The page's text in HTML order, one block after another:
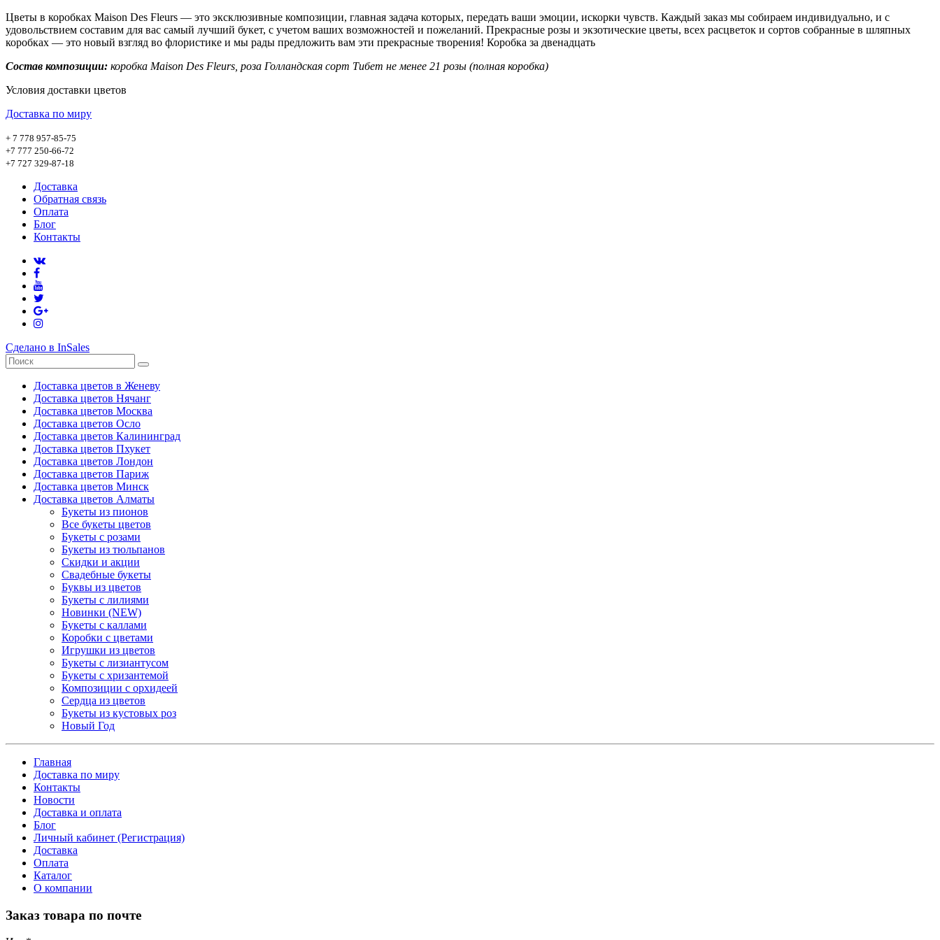
Цветы в коробках Maison Des Fleurs ― это эксклюзивные композиции, главная задача которых, передать ваши эмоции, искорки чувств. Каждый заказ мы собираем индивидуально, и с
удовольствием составим для вас самый лучший букет, с учетом ваших возможностей и пожеланий. Прекрасные розы и экзотические цветы, всех расцветок и сортов собранные в шляпных
коробках ― это новый взгляд во флористике и мы рады предложить вам эти прекрасные творения! Коробка за двенадцать
Состав композиции: коробка Maison Des Fleurs, роза Голландская сорт Тибет не менее 21 розы (полная коробка)
Условия доставки цветов
Доставка по миру
+ 7 778 957-85-75
+7 777 250-66-72
+7 727 329-87-18
Доставка
Обратная связь
Оплата
Блог
Контакты
Сделано в InSales
Доставка цветов в Женеву
Доставка цветов Нячанг
Доставка цветов Москва
Доставка цветов Осло
Доставка цветов Калининград
Доставка цветов Пхукет
Доставка цветов Лондон
Доставка цветов Париж
Доставка цветов Минск
Доставка цветов Алматы
Букеты из пионов
Все букеты цветов
Букеты с розами
Букеты из тюльпанов
Скидки и акции
Свадебные букеты
Буквы из цветов
Букеты с лилиями
Новинки (NEW)
Букеты с каллами
Коробки с цветами
Игрушки из цветов
Букеты с лизиантусом
Букеты с хризантемой
Композиции с орхидеей
Сердца из цветов
Букеты из кустовых роз
Новый Год
Главная
Доставка по миру
Контакты
Новости
Доставка и оплата
Блог
Личный кабинет (Регистрация)
Доставка
Оплата
Каталог
О компании
Заказ товара по почте